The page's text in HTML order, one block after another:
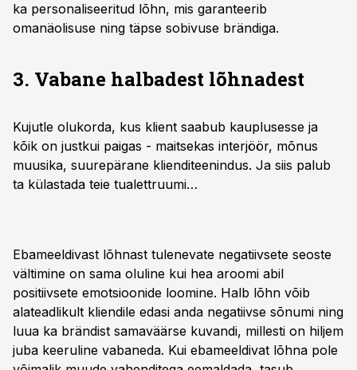
ka personaliseeritud lõhn, mis garanteerib
omanäolisuse ning täpse sobivuse brändiga.
3. Vabane halbadest lõhnadest
Kujutle olukorda, kus klient saabub kauplusesse ja
kõik on justkui paigas - maitsekas interjöör, mõnus
muusika, suurepärane klienditeenindus. Ja siis palub
ta külastada teie tualettruumi…
Ebameeldivast lõhnast tulenevate negatiivsete seoste
vältimine on sama oluline kui hea aroomi abil
positiivsete emotsioonide loomine. Halb lõhn võib
alateadlikult kliendile edasi anda negatiivse sõnumi ning
luua ka brändist samaväärse kuvandi, millesti on hiljem
juba keeruline vabaneda. Kui ebameeldivat lõhna pole